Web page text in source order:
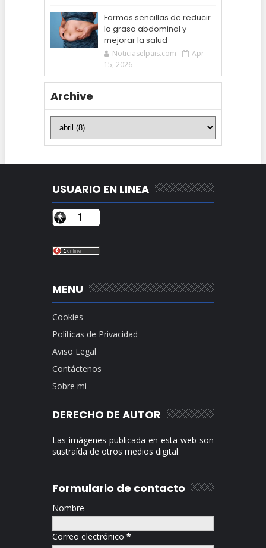
Formas sencillas de reducir
la grasa abdominal y
mejorar la salud
Noticiaselpais.com
Apr
15, 2026
Archive
USUARIO EN LINEA
MENU
Cookies
Políticas de Privacidad
Aviso Legal
Contáctenos
Sobre mi
DERECHO DE AUTOR
Las imágenes publicada en esta web son
sustraída de otros medios digital
Formulario de contacto
Nombre
Correo electrónico *